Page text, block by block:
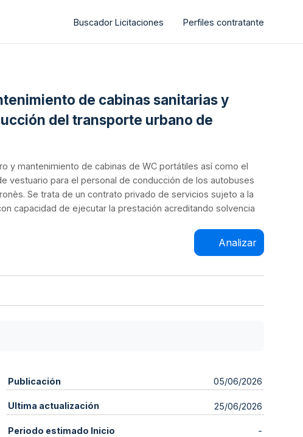
Buscador Licitaciones Perfiles contratante
de cabinas sanitarias y
del transporte urbano de
y mantenimiento de cabinas de WC portátiles así como el
vestuario para el personal de conducción de los autobuses
Se trata de un contrato privado de servicios sujeto a la
capacidad de ejecutar la prestación acreditando solvencia
Analizar
Publicación 05/06/2026
Ultima actualización 25/06/2026
Periodo estimado Inicio -